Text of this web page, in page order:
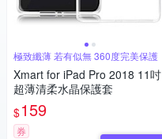
極致纖薄 若有似無 360度完美保護
Xmart for iPad Pro 2018 11吋
超薄清柔水晶保護套
$159
券